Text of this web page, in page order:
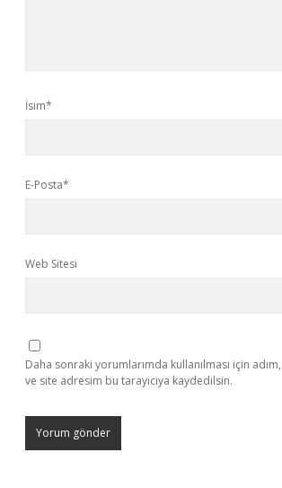
İsim*
E-Posta*
Web Sitesi
Daha sonraki yorumlarımda kullanılması için
ve site adresim bu tarayıcıya kaydedilsin.